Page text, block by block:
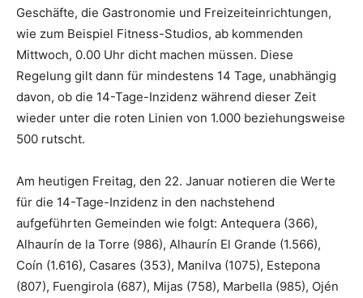
Geschäfte, die Gastronomie und Freizeiteinrichtungen,
wie zum Beispiel Fitness-Studios, ab kommenden
Mittwoch, 0.00 Uhr dicht machen müssen. Diese
Regelung gilt dann für mindestens 14 Tage, unabhängig
davon, ob die 14-Tage-Inzidenz während dieser Zeit
wieder unter die roten Linien von 1.000 beziehungsweise
500 rutscht.
Am heutigen Freitag, den 22. Januar notieren die Werte
für die 14-Tage-Inzidenz in den nachstehend
aufgeführten Gemeinden wie folgt: Antequera (366),
Alhaurín de la Torre (986), Alhaurín El Grande (1.566),
Coín (1.616), Casares (353), Manilva (1075), Estepona
(807), Fuengirola (687), Mijas (758), Marbella (985), Ojén